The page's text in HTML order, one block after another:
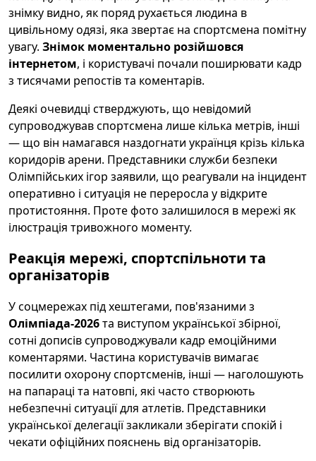
знімку видно, як поряд рухається людина в
цивільному одязі, яка звертає на спортсмена помітну
увагу. Знімок моментально розійшовся
інтернетом, і користувачі почали поширювати кадр
з тисячами репостів та коментарів.
Деякі очевидці стверджують, що невідомий
супроводжував спортсмена лише кілька метрів, інші
— що він намагався наздогнати українця крізь кілька
коридорів арени. Представники служби безпеки
Олімпійських ігор заявили, що реагували на інцидент
оперативно і ситуація не переросла у відкрите
протистояння. Проте фото залишилося в мережі як
ілюстрація тривожного моменту.
Реакція мережі, спортспільноти та
організаторів
У соцмережах під хештегами, пов'язаними з
Олімпіада-2026та виступом української збірної,
сотні дописів супроводжували кадр емоційними
коментарями. Частина користувачів вимагає
посилити охорону спортсменів, інші — наголошують
на папараці та натовпі, які часто створюють
небезпечні ситуації для атлетів. Представники
української делегації закликали зберігати спокій і
чекати офіційних пояснень від організаторів.